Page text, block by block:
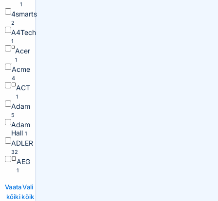
1
4smarts
2
A4Tech
1
Acer
1
Acme
4
ACT
1
Adam
5
Adam
Hall 1
ADLER
32
AEG
1
Vaata
kõiki
Vali
kõik